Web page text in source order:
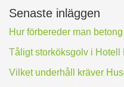
Senaste inläggen
Hur förbereder man
Tåligt storköksgolv i Hotell
Vilket underhåll kräver